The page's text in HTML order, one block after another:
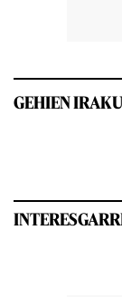
GEHIEN